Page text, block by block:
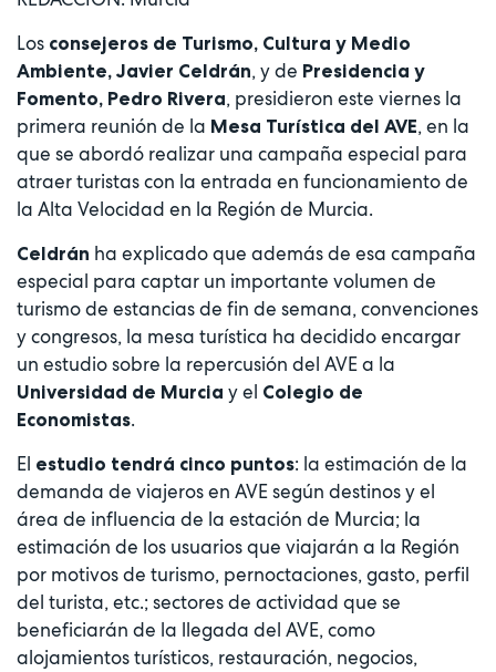
Los consejeros de Turismo, Cultura y Medio
Ambiente, Javier Celdrán, y de Presidencia y
Fomento, Pedro Rivera, presidieron este viernes la
primera reunión de la Mesa Turística del AVE, en la
que se abordó realizar una campaña especial para
atraer turistas con la entrada en funcionamiento de
la Alta Velocidad en la Región de Murcia.
Celdrán ha explicado que además de esa campaña
especial para captar un importante volumen de
turismo de estancias de fin de semana, convenciones
y congresos, la mesa turística ha decidido encargar
un estudio sobre la repercusión del AVE a la
Universidad de Murcia y el Colegio de
Economistas.
El estudio tendrá cinco puntos: la estimación de la
demanda de viajeros en AVE según destinos y el
área de influencia de la estación de Murcia; la
estimación de los usuarios que viajarán a la Región
por motivos de turismo, pernoctaciones, gasto, perfil
del turista, etc.; sectores de actividad que se
beneficiarán de la llegada del AVE, como
alojamientos turísticos, restauración, negocios,